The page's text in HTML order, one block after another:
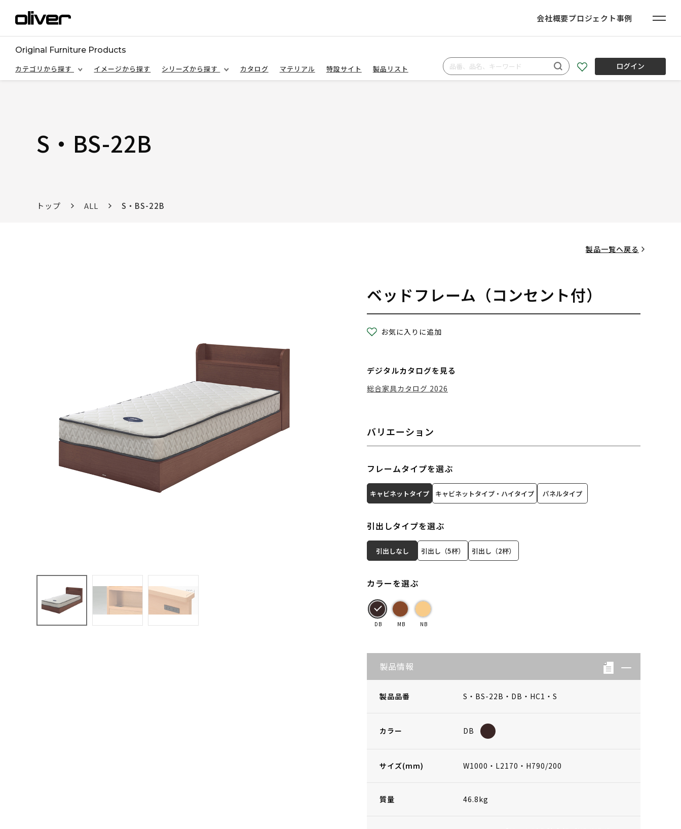
会社概要プロジェクト事例
Original Furniture Products
カテゴリから探す
イメージから探す シリーズから探す カタログ マテリアル 特設サイト 製品リスト ログイン
S・BS-22B
トップ ALL S・BS-22B
製品一覧へ戻る
ベッドフレーム（コンセント付）
お気に入りに追加
デジタルカタログを見る
総合家具カタログ 2026
バリエーション
フレームタイプを選ぶ
キャビネットタイプ キャビネットタイプ・ハイタイプ パネルタイプ
引出しタイプを選ぶ
引出しなし 引出し（5杯） 引出し（2杯）
カラーを選ぶ
DB MB NB
製品情報
製品品番 S・BS-22B・DB・HC1・S
カラー DB
サイズ(mm) W1000・L2170・H790/200
質量 46.8kg